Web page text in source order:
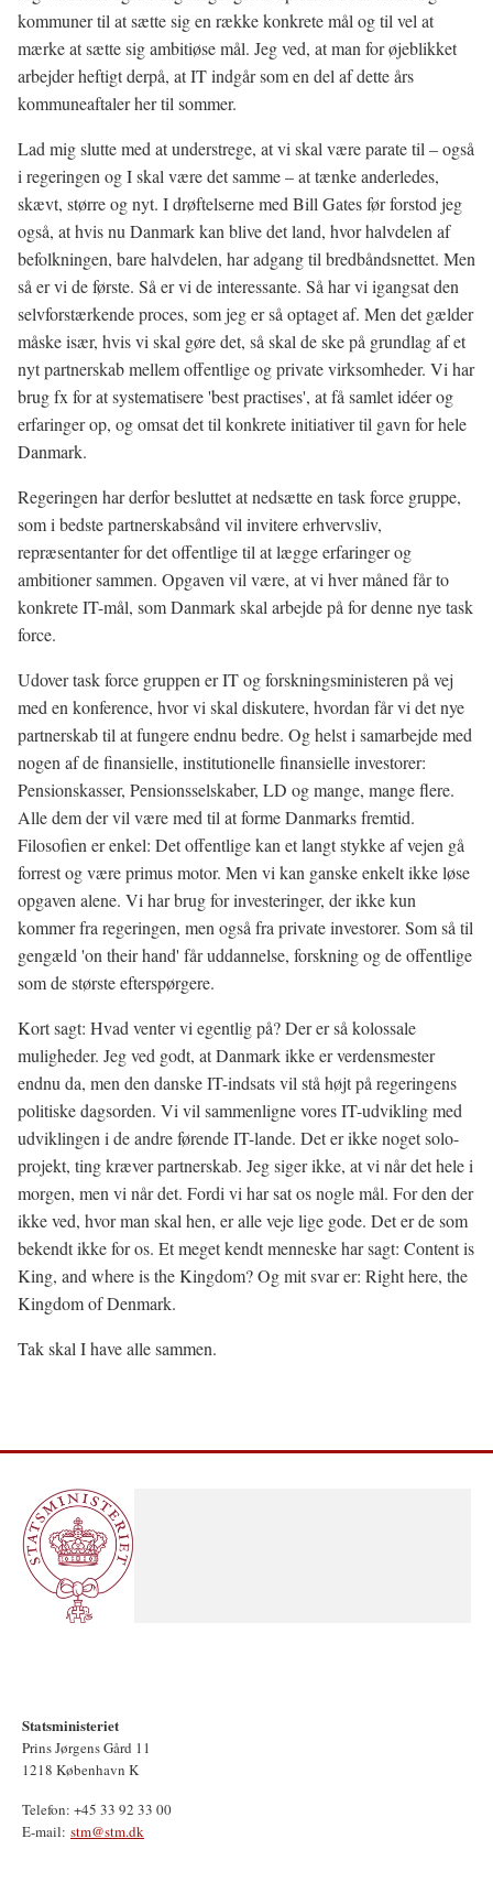
kommuner til at sætte sig en række konkrete mål og til vel at
mærke at sætte sig ambitiøse mål. Jeg ved, at man for øjeblikket
arbejder heftigt derpå, at IT indgår som en del af dette års
kommuneaftaler her til sommer.
Lad mig slutte med at understrege, at vi skal være parate til – også
i regeringen og I skal være det samme – at tænke anderledes,
skævt, større og nyt. I drøftelserne med Bill Gates før forstod jeg
også, at hvis nu Danmark kan blive det land, hvor halvdelen af
befolkningen, bare halvdelen, har adgang til bredbåndsnettet. Men
så er vi de første. Så er vi de interessante. Så har vi igangsat den
selvforstærkende proces, som jeg er så optaget af. Men det gælder
måske især, hvis vi skal gøre det, så skal de ske på grundlag af et
nyt partnerskab mellem offentlige og private virksomheder. Vi har
brug fx for at systematisere 'best practises', at få samlet idéer og
erfaringer op, og omsat det til konkrete initiativer til gavn for hele
Danmark.
Regeringen har derfor besluttet at nedsætte en task force gruppe,
som i bedste partnerskabsånd vil invitere erhvervsliv,
repræsentanter for det offentlige til at lægge erfaringer og
ambitioner sammen. Opgaven vil være, at vi hver måned får to
konkrete IT-mål, som Danmark skal arbejde på for denne nye task
force.
Udover task force gruppen er IT og forskningsministeren på vej
med en konference, hvor vi skal diskutere, hvordan får vi det nye
partnerskab til at fungere endnu bedre. Og helst i samarbejde med
nogen af de finansielle, institutionelle finansielle investorer:
Pensionskasser, Pensionsselskaber, LD og mange, mange flere.
Alle dem der vil være med til at forme Danmarks fremtid.
Filosofien er enkel: Det offentlige kan et langt stykke af vejen gå
forrest og være primus motor. Men vi kan ganske enkelt ikke løse
opgaven alene. Vi har brug for investeringer, der ikke kun
kommer fra regeringen, men også fra private investorer. Som så til
gengæld 'on their hand' får uddannelse, forskning og de offentlige
som de største efterspørgere.
Kort sagt: Hvad venter vi egentlig på? Der er så kolossale
muligheder. Jeg ved godt, at Danmark ikke er verdensmester
endnu da, men den danske IT-indsats vil stå højt på regeringens
politiske dagsorden. Vi vil sammenligne vores IT-udvikling med
udviklingen i de andre førende IT-lande. Det er ikke noget solo-
projekt, ting kræver partnerskab. Jeg siger ikke, at vi når det hele i
morgen, men vi når det. Fordi vi har sat os nogle mål. For den der
ikke ved, hvor man skal hen, er alle veje lige gode. Det er de som
bekendt ikke for os. Et meget kendt menneske har sagt: Content is
King, and where is the Kingdom? Og mit svar er: Right here, the
Kingdom of Denmark.
Tak skal I have alle sammen.
Statsministeriet
Prins Jørgens Gård 11
1218 København K
Telefon: +45 33 92 33 00
E-mail: stm@stm.dk